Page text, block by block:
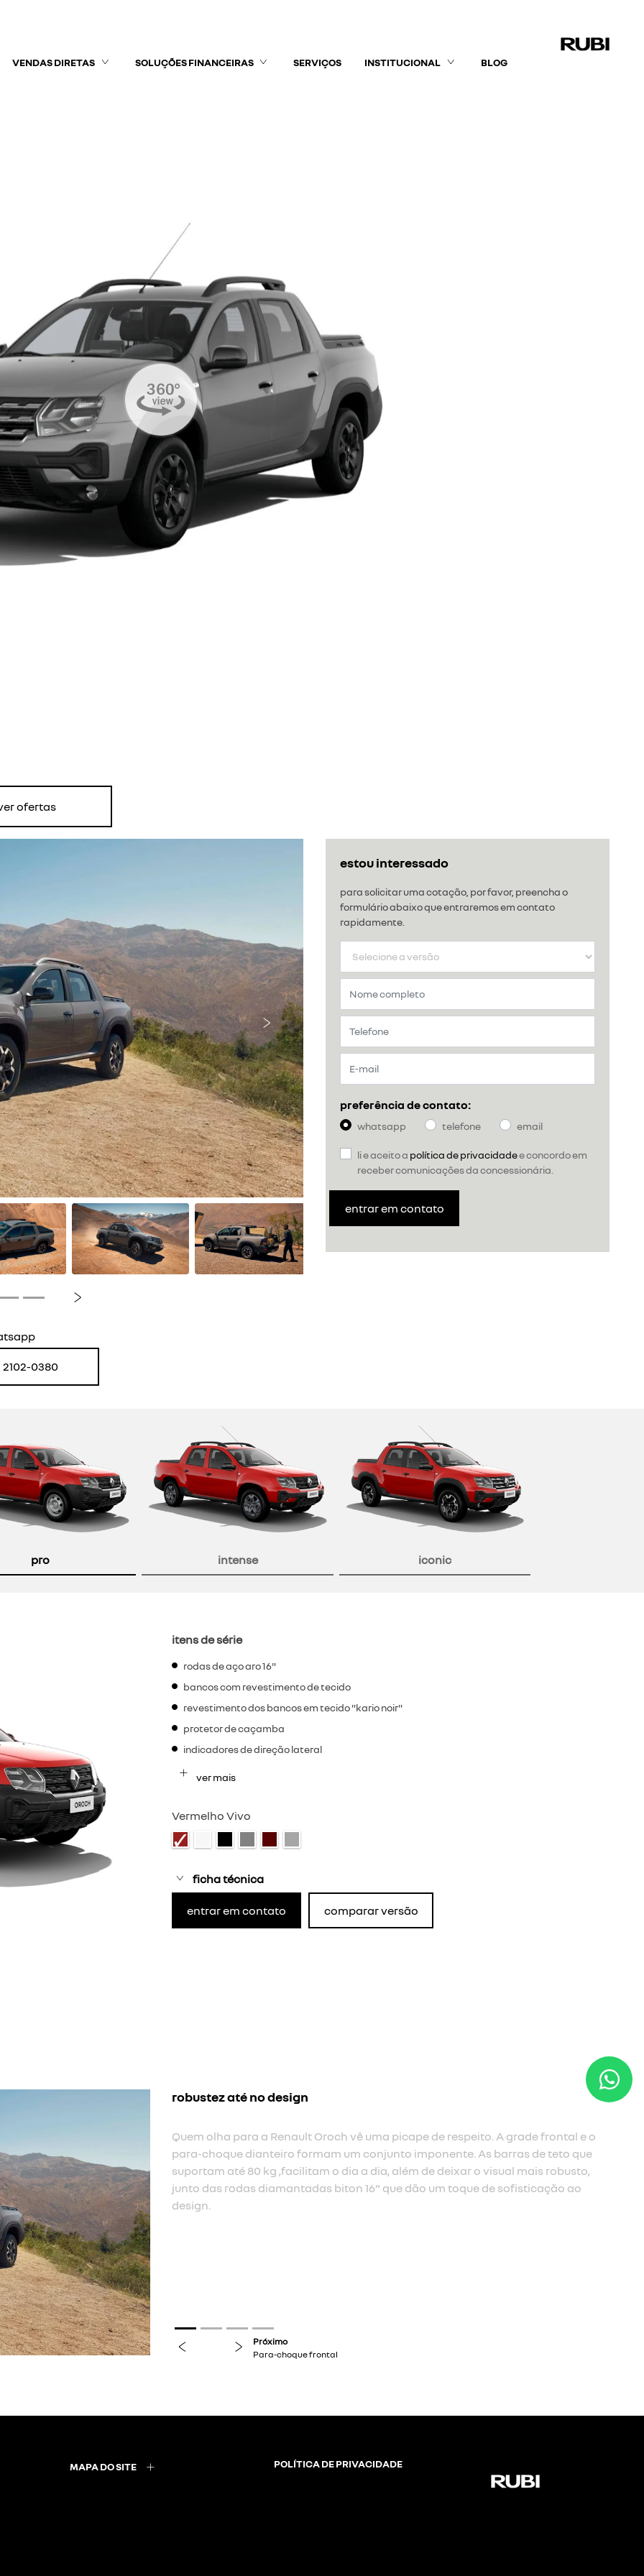
VENDAS DIRETAS SOLUÇÕES FINANCEIRAS SERVIÇOS INSTITUCIONAL BLOG
ofertas
estou interessado
para solicitar uma cotação, por favor, preencha o
formulário abaixo que entraremos em contato
rapidamente.
preferência de contato:
whatsapp telefone email
li e aceito a política de privacidadee concordo em
receber comunicações da concessionária.
entrar em contato
Próximo
Próximo
2102-0380
pro intense iconic
itens de série
rodas de aço aro 16"
bancos com revestimento de tecido
revestimento dos bancos em tecido "kario noir"
protetor de caçamba
indicadores de direção lateral
ver mais
Vermelho Vivo
ficha técnica
entrar em contato comparar versão
para-choque frontal
O para-choque frontal com ângulo de ataque de 27,6° dá ainda
imponência, e melhorando a capacidade da Renault Oroch para
road.